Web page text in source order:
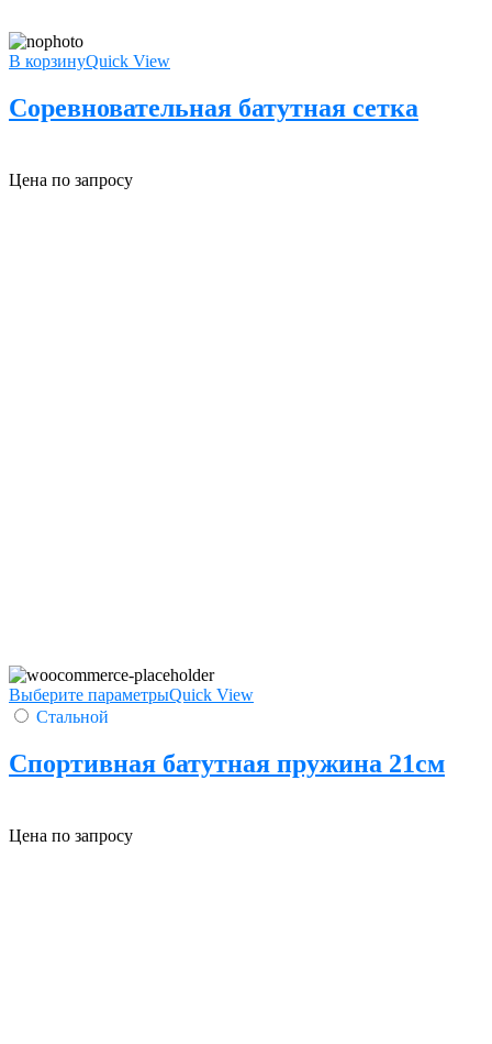
В корзинуQuick View
Соревновательная батутная сетка
Цена по запросу
Выберите параметрыQuick View
Стальной
Спортивная батутная пружина 21см
Цена по запросу